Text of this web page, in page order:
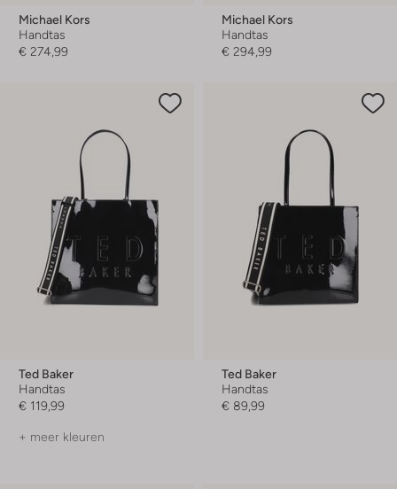
Michael Kors
Handtas
€ 274,99
Michael Kors
Handtas
€ 294,99
Ted Baker
Handtas
€ 119,99
+ meer kleuren
Ted Baker
Handtas
€ 89,99